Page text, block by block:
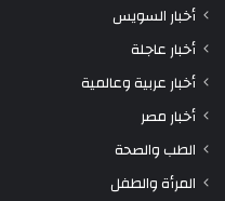
أخبار السويس
أخبار عاجلة
أخبار عربية وعالمية
أخبار مصر
الطب والصحة
المرأة والطفل